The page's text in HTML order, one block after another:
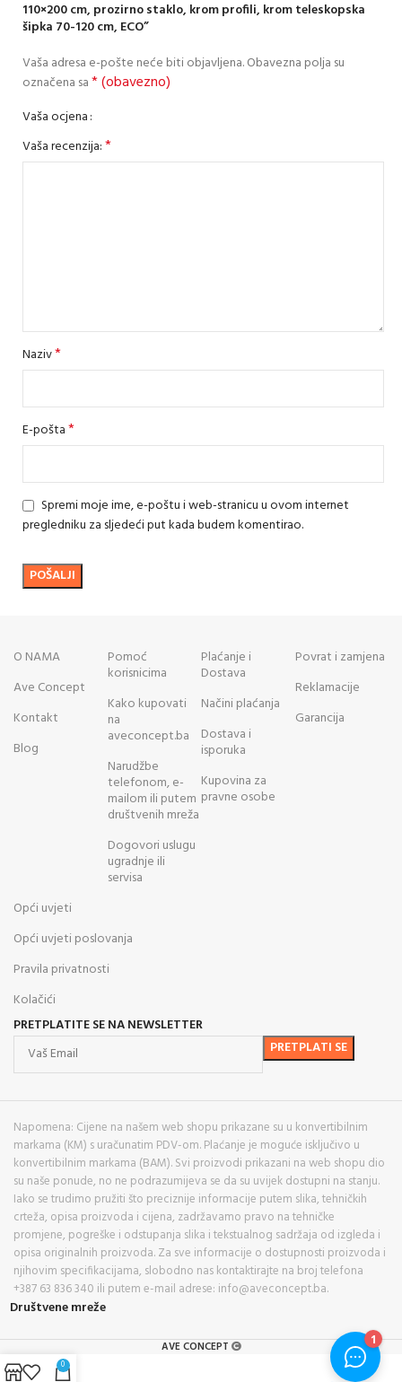
110×200 cm, prozirno staklo, krom profili, krom teleskopska
šipka 70-120 cm, ECO”
Vaša adresa e-pošte neće biti objavljena.Obavezna polja su
označena sa* (obavezno)
Vaša ocjena
Vaša recenzija:*
Naziv*
E-pošta*
Spremi moje ime, e-poštu i web-stranicu u ovom internet
pregledniku za sljedeći put kada budem komentirao.
O NAMA
Ave Concept
Kontakt
Blog
Pomoć
korisnicima
Kako kupovati
na
aveconcept.ba
Narudžbe
telefonom, e-
mailom ili putem
društvenih mreža
Dogovori uslugu
ugradnje ili
servisa
Plaćanje i
Dostava
Načini plaćanja
Dostava i
isporuka
Kupovina za
pravne osobe
Povrat i zamjena
Reklamacije
Garancija
Opći uvjeti
Opći uvjeti poslovanja
Pravila privatnosti
Kolačići
PRETPLATITE SE NA NEWSLETTER
Napomena: Cijene na našem web shopu prikazane su u konvertibilnim
markama (KM) s uračunatim PDV-om. Plaćanje je moguće isključivo u
konvertibilnim markama (BAM). Svi proizvodi prikazani na web shopu dio
su naše ponude, no ne podrazumijeva se da su uvijek dostupni na stanju.
Iako se trudimo pružiti što preciznije informacije putem slika, tehničkih
crteža, opisa proizvoda i cijena, zadržavamo pravo na tehničke
promjene, pogreške i odstupanja slika i tekstualnog sadržaja od izgleda i
opisa originalnih proizvoda. Za sve informacije o dostupnosti proizvoda i
njihovim specifikacijama, slobodno nas kontaktirajte na broj telefona
+387 63 836 340 ili putem e-mail adrese: info@aveconcept.ba.
Društvene mreže
AVE CONCEPT
0